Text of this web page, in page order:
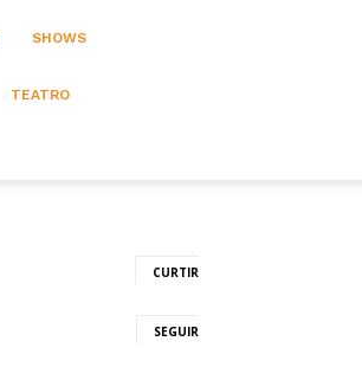
SHOWS
TEATRO
CURTIR
SEGUIR